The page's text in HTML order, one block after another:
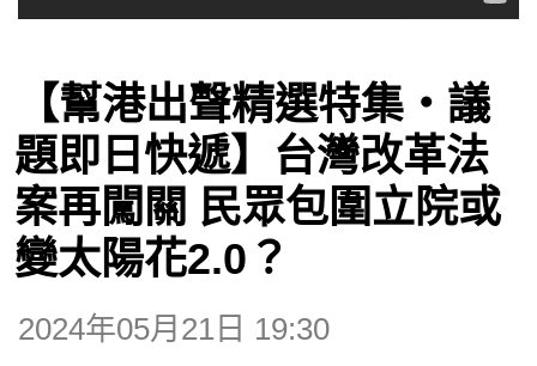
觀點
博客
【幫港出聲精選特集‧議
題即日快遞】台灣改革法
案再闖關 民眾包圍立院或
變太陽花2.0？
2024年05月21日 19:30